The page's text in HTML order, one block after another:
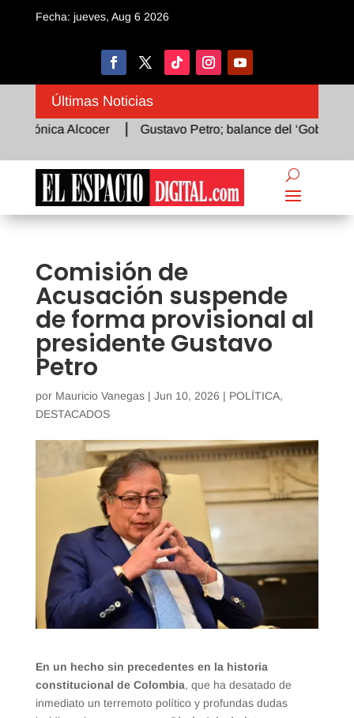
Fecha: jueves, Aug 6 2026
Últimas Noticias
Alcocer Gustavo Petro; balance del ‘Gobierno del
Comisión de
Acusación suspende
de forma provisional al
presidente Gustavo
Petro
por Mauricio Vanegas| Jun 10, 2026 | POLÍTICA,
DESTACADOS
En un hecho sin precedentes en la historia
constitucional de Colombia, que ha desatado de
inmediato un terremoto político y profundas dudas